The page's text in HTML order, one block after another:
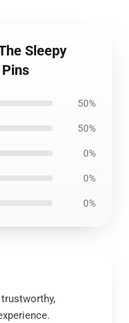
Sleepy
50%
50%
0%
0%
0%